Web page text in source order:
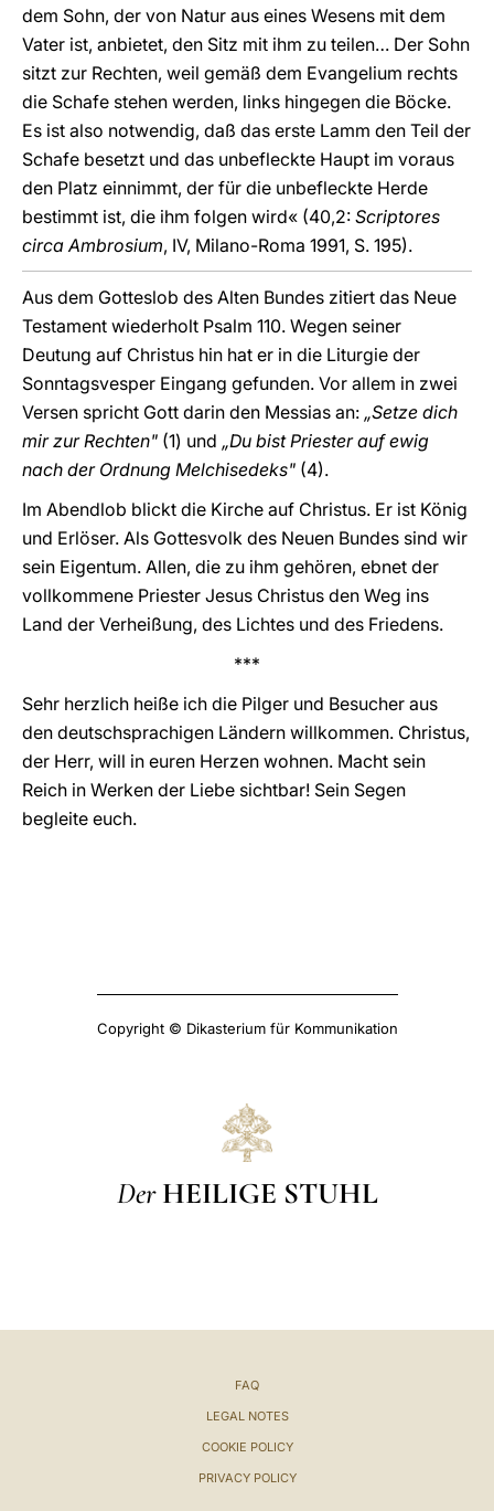
dem Sohn, der von Natur aus eines Wesens mit dem
Vater ist, anbietet, den Sitz mit ihm zu teilen… Der Sohn
sitzt zur Rechten, weil gemäß dem Evangelium rechts
die Schafe stehen werden, links hingegen die Böcke.
Es ist also notwendig, daß das erste Lamm den Teil der
Schafe besetzt und das unbefleckte Haupt im voraus
den Platz einnimmt, der für die unbefleckte Herde
bestimmt ist, die ihm folgen wird« (40,2: Scriptores
circa Ambrosium, IV, Milano-Roma 1991, S. 195).
Aus dem Gotteslob des Alten Bundes zitiert das Neue
Testament wiederholt Psalm 110. Wegen seiner
Deutung auf Christus hin hat er in die Liturgie der
Sonntagsvesper Eingang gefunden. Vor allem in zwei
Versen spricht Gott darin den Messias an: „Setze dich
mir zur Rechten" (1) und „Du bist Priester auf ewig
nach der Ordnung Melchisedeks" (4).
Im Abendlob blickt die Kirche auf Christus. Er ist König
und Erlöser. Als Gottesvolk des Neuen Bundes sind wir
sein Eigentum. Allen, die zu ihm gehören, ebnet der
vollkommene Priester Jesus Christus den Weg ins
Land der Verheißung, des Lichtes und des Friedens.
***
Sehr herzlich heiße ich die Pilger und Besucher aus
den deutschsprachigen Ländern willkommen. Christus,
der Herr, will in euren Herzen wohnen. Macht sein
Reich in Werken der Liebe sichtbar! Sein Segen
begleite euch.
Copyright © Dikasterium für Kommunikation
Der HEILIGE STUHL
FAQ
LEGAL NOTES
COOKIE POLICY
PRIVACY POLICY